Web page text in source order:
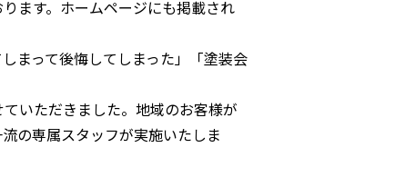
ます。ホームページにも掲載され
まって後悔してしまった」「塗装会
いただきました。地域のお客様が
の専属スタッフが実施いたしま